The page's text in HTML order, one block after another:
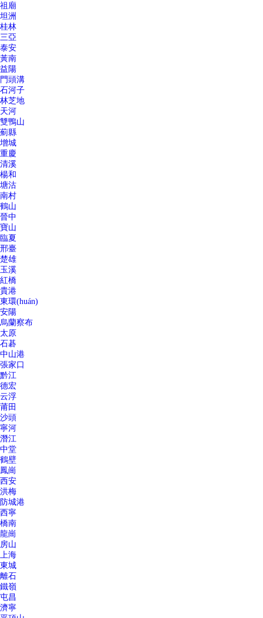
祖廟
坦洲
桂林
三亞
泰安
黃南
益陽
門頭溝
石河子
林芝地
天河
雙鴨山
薊縣
增城
重慶
清溪
楊和
塘沽
南村
鶴山
晉中
寶山
臨夏
邢臺
楚雄
玉溪
紅橋
貴港
東環(huán)
安陽
烏蘭察布
太原
石碁
中山港
張家口
黔江
德宏
云浮
莆田
沙頭
寧河
潛江
中堂
鶴壁
鳳崗
西安
洪梅
防城港
西寧
橋南
龍崗
房山
上海
東城
離石
鐵嶺
屯昌
濟寧